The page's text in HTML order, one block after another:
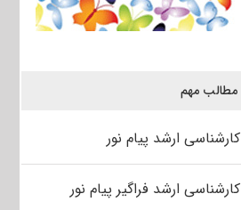
مطالب مهم
کارشناسی ارشد پیام نور
کارشناسی ارشد فراگیر پیام نور